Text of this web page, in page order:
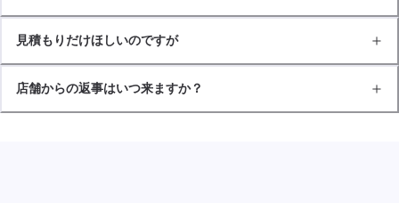
見積もりだけほしいのですが
店舗からの返事はいつ来ますか？